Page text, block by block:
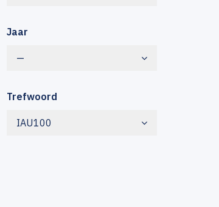
Jaar
—
Trefwoord
IAU100